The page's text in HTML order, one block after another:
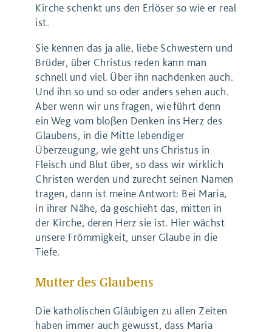
Kirche schenkt uns den Erlöser so wie er real
ist.
Sie kennen das ja alle, liebe Schwestern und
Brüder, über Christus reden kann man
schnell und viel. Über ihn nachdenken auch.
Und ihn so und so oder anders sehen auch.
Aber wenn wir uns fragen, wie führt denn
ein Weg vom bloßen Denken ins Herz des
Glaubens, in die Mitte lebendiger
Überzeugung, wie geht uns Christus in
Fleisch und Blut über, so dass wir wirklich
Christen werden und zurecht seinen Namen
tragen, dann ist meine Antwort: Bei Maria,
in ihrer Nähe, da geschieht das, mitten in
der Kirche, deren Herz sie ist. Hier wächst
unsere Frömmigkeit, unser Glaube in die
Tiefe.
Mutter des Glaubens
Die katholischen Gläubigen zu allen Zeiten
haben immer auch gewusst, dass Maria